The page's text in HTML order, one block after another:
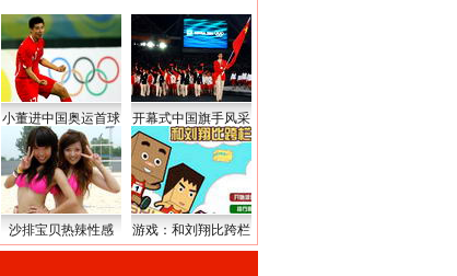
小董进中国奥运首球 开幕式中国旗手风采
沙排宝贝热辣性感 游戏：和刘翔比跨栏